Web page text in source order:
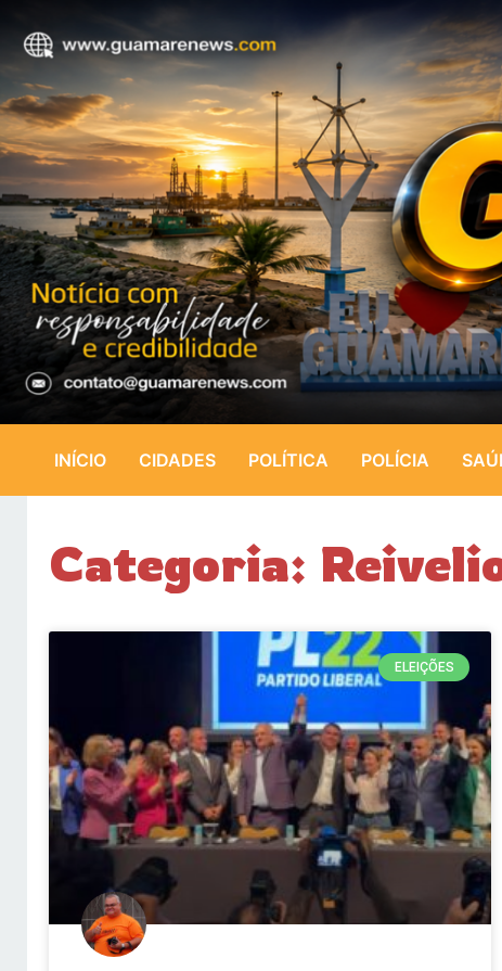
INÍCIO CIDADES POLÍTICA POLÍCIA
Categoria:
ELEIÇÕES